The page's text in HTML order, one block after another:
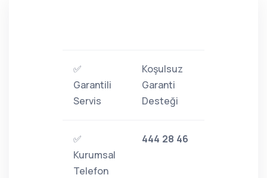
✅
Garantili
Servis
Koşulsuz
Garanti
Desteği
✅
Kurumsal
Telefon
444 28 46